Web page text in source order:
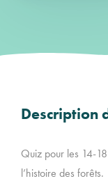
Description
Quiz pour les 14-
l’histoire des forêts.